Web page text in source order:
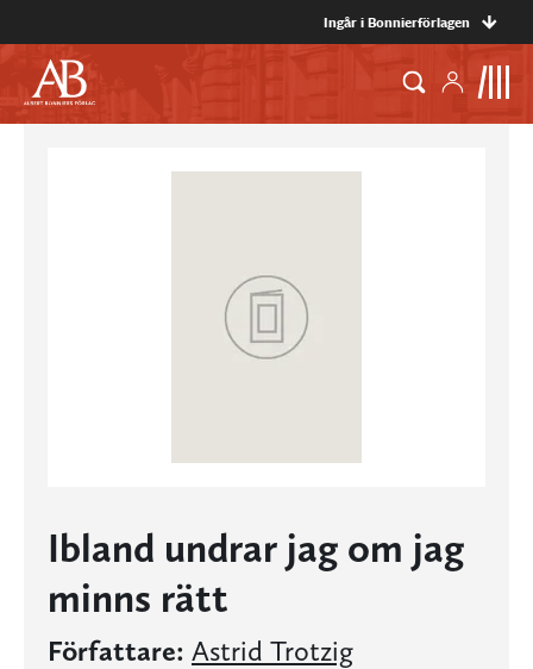
Ingår i Bonnierförlagen
Ibland undrar jag om jag
minns rätt
Författare: Astrid Trotzig